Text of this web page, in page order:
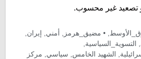
تصعيد غير محسوب.
• مضيق_هرمز أمني إيران
التسوية_السياسية
الشهيد الخامس سیاسي
مركز